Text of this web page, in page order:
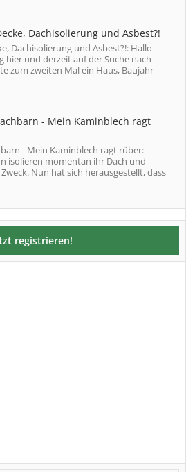
Dachisolierung und Asbest?!
Dachisolierung und Asbest?!: Hallo
hier und derzeit auf der Suche nach
zum zweiten Mal ein Haus, Baujahr
- Mein Kaminblech ragt
- Mein Kaminblech ragt rüber:
isolieren momentan ihr Dach und
Nun hat sich herausgestellt, dass
registrieren!